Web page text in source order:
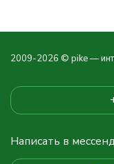
2009-2026 © pike —
Написать в